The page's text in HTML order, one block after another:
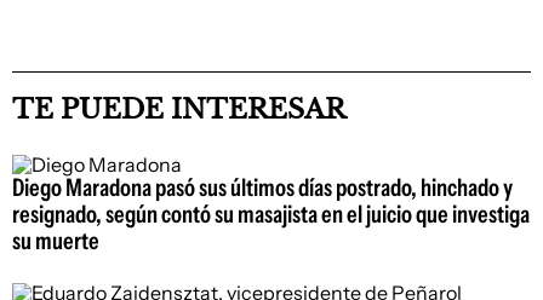
TE PUEDE INTERESAR
Diego Maradona pasó sus últimos días postrado, hinchado y
resignado, según contó su masajista en el juicio que investiga
su muerte